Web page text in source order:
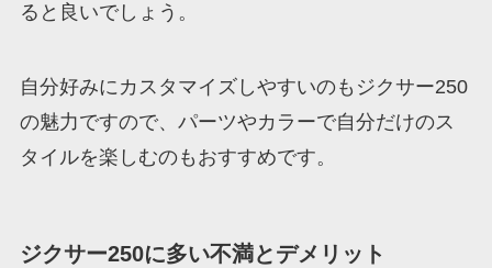
ると良いでしょう。
自分好みにカスタマイズしやすいのもジクサー250
の魅力ですので、パーツやカラーで自分だけのス
タイルを楽しむのもおすすめです。
ジクサー250に多い不満とデメリット